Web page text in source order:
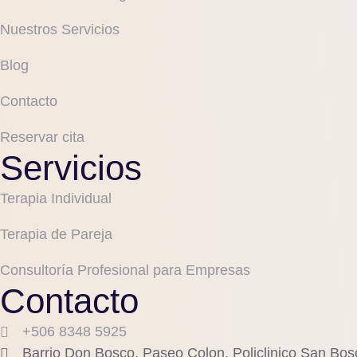
Nuestros Servicios
Blog
Contacto
Reservar cita
Servicios
Terapia Individual
Terapia de Pareja
Consultoría Profesional para Empresas
Contacto
+506 8348 5925
Barrio Don Bosco, Paseo Colon. Policlinico San